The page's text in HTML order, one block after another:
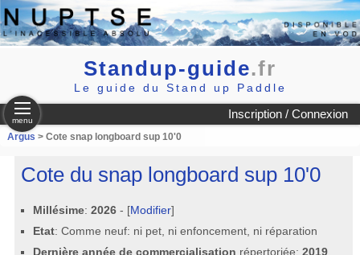
Standup-guide.fr
Le guide du Stand up Paddle
Inscription / Connexion
menu
Argus > Cote snap longboard sup 10'0
Cote du snap longboard sup 10'0
Millésime:2026 - [Modifier]
Etat: Comme neuf: ni pet, ni enfoncement, ni réparation
Dernière année de commercialisation répertoriée:2019